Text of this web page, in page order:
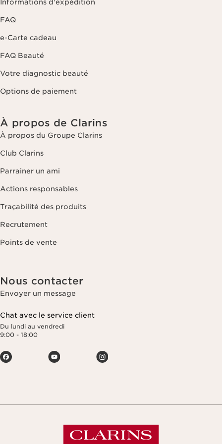
Informations d'expédition
FAQ
e-Carte cadeau
FAQ Beauté
Votre diagnostic beauté
Options de paiement
À propos de Clarins
À propos du Groupe Clarins
Club Clarins
Parrainer un ami
Actions responsables
Traçabilité des produits
Recrutement
Points de vente
Nous contacter
Envoyer un message
Chat avec le service client
Du lundi au vendredi
9:00 - 18:00